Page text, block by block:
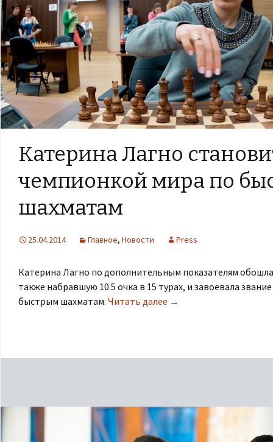
Катерина Лагно
чемпионкой мира по
шахматам
25.04.2014 Главное, Новости Press
Катерина Лагно по дополнительным показателям
также набравшую 10.5 очка в 15 турах, и завоевала
быстрым шахматам. Читать далее →